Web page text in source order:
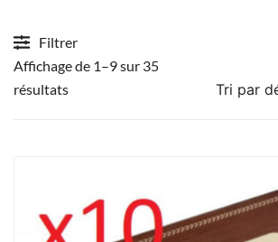
Filtrer
Affichage de 1–9 sur 35
résultats